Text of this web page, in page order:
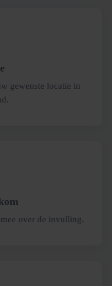
gewenste locatie in
over de invulling.